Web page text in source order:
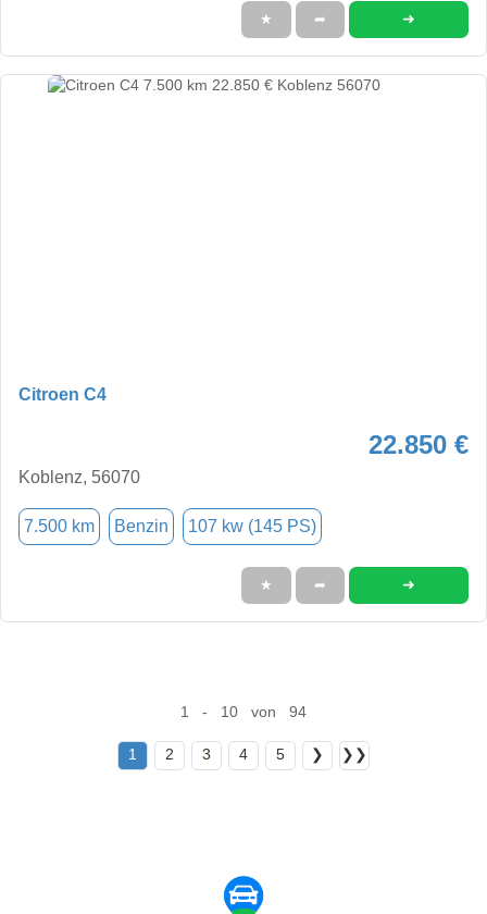
★ ➦ ➜
Citroen C4
22.850 €
Koblenz, 56070
7.500 km Benzin 107 kw (145 PS)
★ ➦ ➜
1 - 10 von 94
1 2 3 4 5 ❯ ❯❯